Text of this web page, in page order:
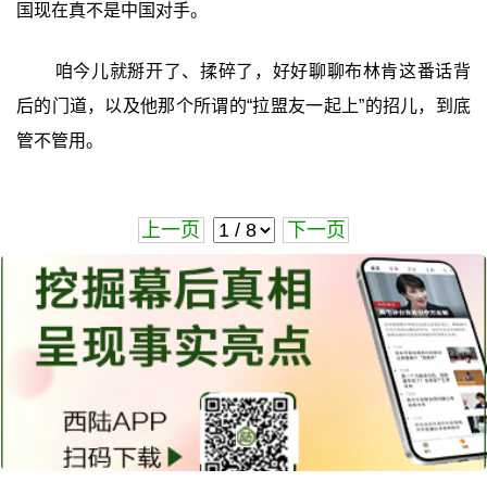
国现在真不是中国对手。
咱今儿就掰开了、揉碎了，好好聊聊布林肯这番话背
后的门道，以及他那个所谓的“拉盟友一起上”的招儿，到底
管不管用。
上一页 下一页